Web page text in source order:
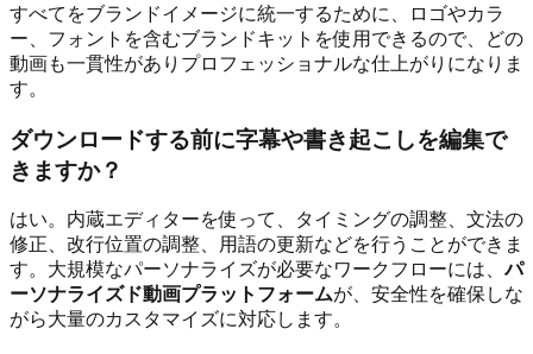
すべてをブランドイメージに統一するために、ロゴやカラ
ー、フォントを含むブランドキットを使用できるので、どの
動画も一貫性がありプロフェッショナルな仕上がりになりま
す。
ダウンロードする前に字幕や書き起こしを編集で
きますか？
はい。内蔵エディターを使って、タイミングの調整、文法の
修正、改行位置の調整、用語の更新などを行うことができま
す。大規模なパーソナライズが必要なワークフローには、パ
ーソナライズド動画プラットフォームが、安全性を確保しな
がら大量のカスタマイズに対応します。